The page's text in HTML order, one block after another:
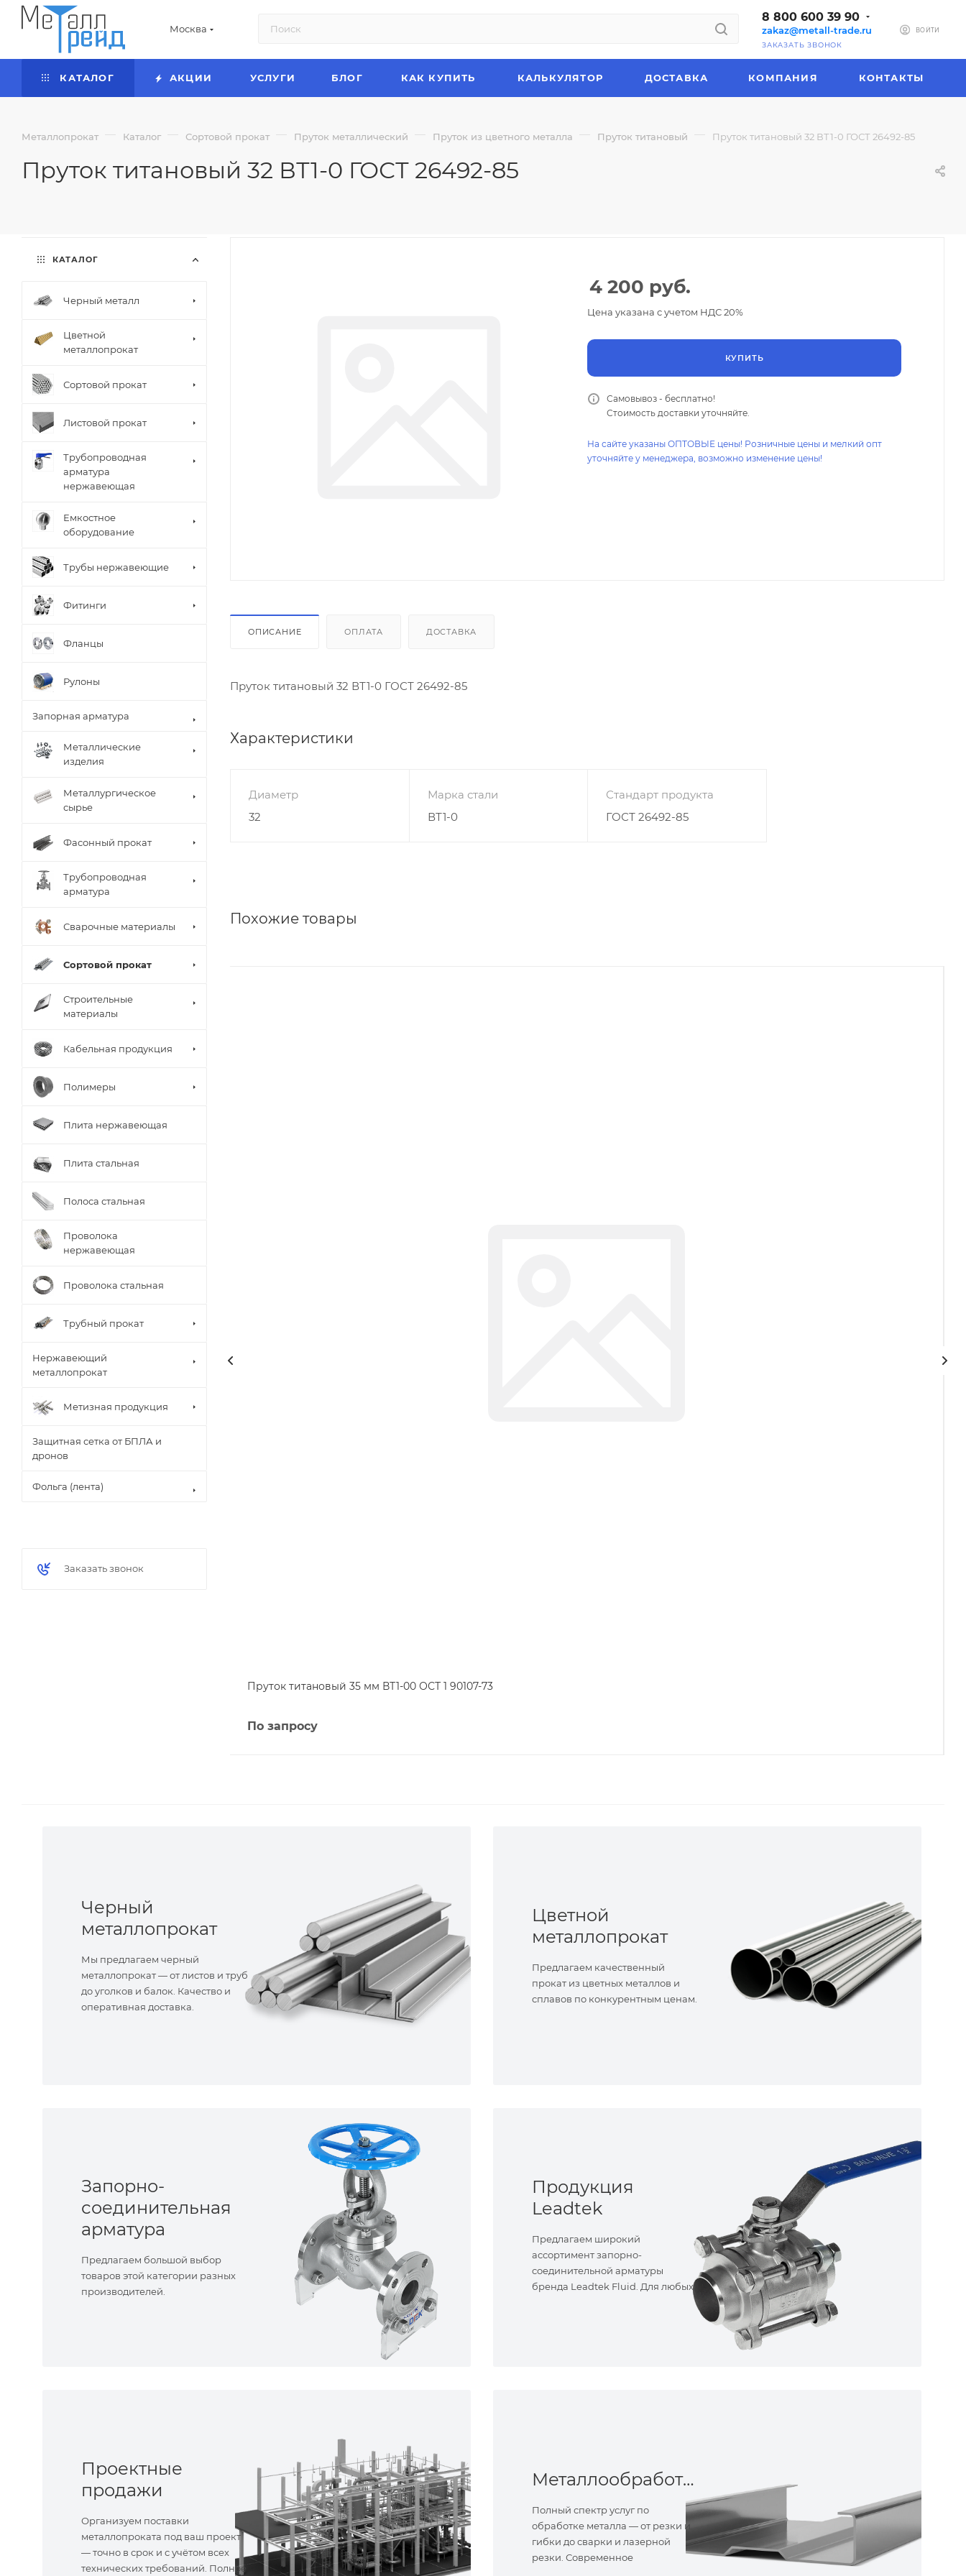
Москва
8 800 600 39 90
zakaz@metall-trade.ru
ЗАКАЗАТЬ ЗВОНОК
ВОЙТИ
КАТАЛОГ АКЦИИ УСЛУГИ БЛОГ КАК КУПИТЬ КАЛЬКУЛЯТОР ДОСТАВКА КОМПАНИЯ КОНТАКТЫ
Металлопрокат — Каталог — Сортовой прокат — Пруток металлический — Пруток из цветного металла — Пруток титановый — Пруток титановый 32 ВТ1-0 ГОСТ 26492-85
Пруток титановый 32 ВТ1-0 ГОСТ 26492-85
4 200 руб.
Цена указана с учетом НДС 20%
КУПИТЬ
Самовывоз - бесплатно!
Стоимость доставки уточняйте.
На сайте указаны ОПТОВЫЕ цены! Розничные цены и мелкий опт
уточняйте у менеджера, возможно изменение цены!
ОПИСАНИЕ ОПЛАТА ДОСТАВКА
Пруток титановый 32 ВТ1-0 ГОСТ 26492-85
Характеристики
Диаметр
32
Марка стали
ВТ1-0
Стандарт продукта
ГОСТ 26492-85
Похожие товары
Пруток титановый 35 мм ВТ1-00 ОСТ 1 90107-73
По запросу
КАТАЛОГ
Черный металл
Цветной
металлопрокат
Сортовой прокат
Листовой прокат
Трубопроводная
арматура
нержавеющая
Емкостное
оборудование
Трубы нержавеющие
Фитинги
Фланцы
Рулоны
Запорная арматура
Металлические
изделия
Металлургическое
сырье
Фасонный прокат
Трубопроводная
арматура
Сварочные материалы
Сортовой прокат
Строительные
материалы
Кабельная продукция
Полимеры
Плита нержавеющая
Плита стальная
Полоса стальная
Проволока
нержавеющая
Проволока стальная
Трубный прокат
Нержавеющий
металлопрокат
Метизная продукция
Защитная сетка от БПЛА и
дронов
Фольга (лента)
Заказать звонок
Черный
металлопрокат
Мы предлагаем черный
металлопрокат — от листов и труб
до уголков и балок. Качество и
оперативная доставка.
Цветной
металлопрокат
Предлагаем качественный
прокат из цветных металлов и
сплавов по конкурентным ценам.
Запорно-
соединительная
арматура
Предлагаем большой выбор
товаров этой категории разных
производителей.
Продукция
Leadtek
Предлагаем широкий
ассортимент запорно-
соединительной арматуры
бренда Leadtek Fluid. Для любых
Проектные
продажи
Организуем поставки
металлопроката под ваш проект
— точно в срок и с учётом всех
технических требований. Полное
Металлообработка
Полный спектр услуг по
обработке металла — от резки и
гибки до сварки и лазерной
резки. Современное